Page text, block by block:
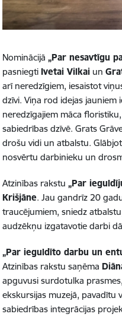
Nominācijā„Par nesavtīgu
pasniegtiIvetai Vilkai un
arī neredzīgiem, iesaistot
dzīvi. Viņa rod idejas
neredzīgajiem māca
sabiedrības dzīvē. Grats
drošu vidi un atbalstu.
nosvērtu darbinieku un
Atzinības rakstu„Par
Krišjāne. Jau gandrīz 20
traucējumiem, sniedz
audzēkņu izgatavotie darbi
„Par ieguldīto darbu un
Atzinības rakstu saņēma
apguvusi surdotulka
ekskursijas muzejā, pavadītu
sabiedrības integrācijas